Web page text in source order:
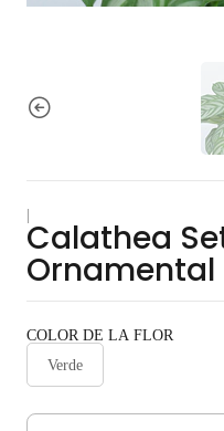
Calathea
Ornamental
COLOR DE LA FLOR
Verde